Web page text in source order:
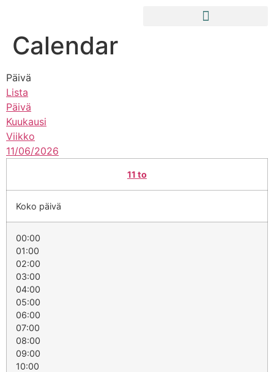
Calendar
Päivä
Lista
Päivä
Kuukausi
Viikko
11/06/2026
11 to
Koko päivä
00:00
01:00
02:00
03:00
04:00
05:00
06:00
07:00
08:00
09:00
10:00